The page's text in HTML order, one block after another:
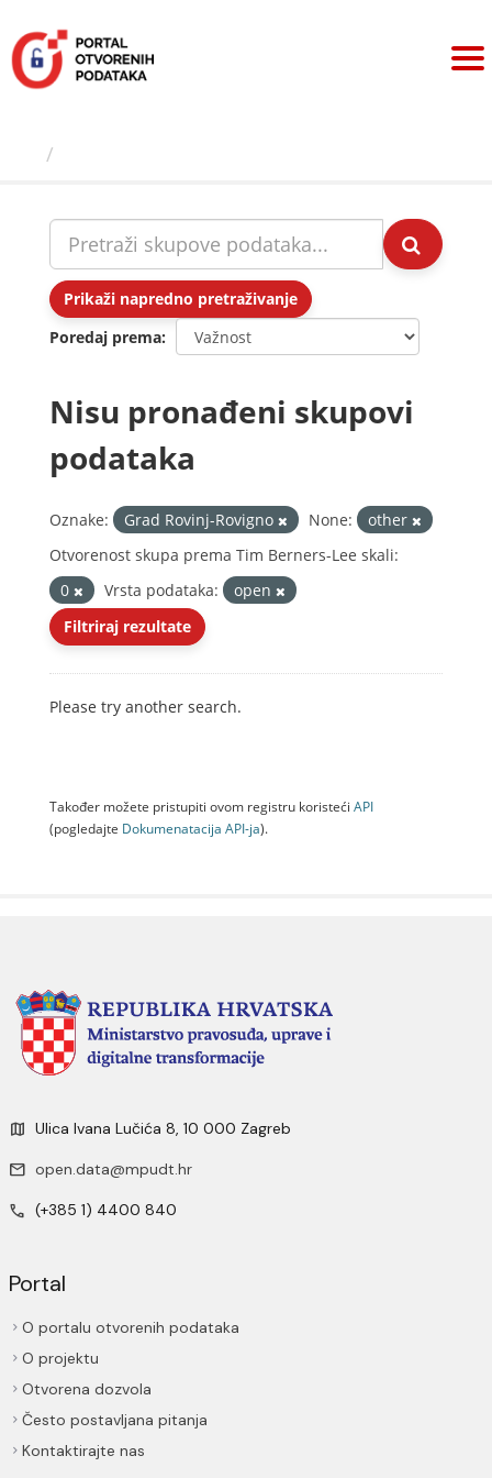
sadržaj
Prikaži napredno pretraživanje
Poredaj prema
Nisu pronađeni skupovi
podataka
Oznake: Grad Rovinj-Rovigno None:
other
Otvorenost skupa prema Tim Berners-Lee skali:
0
Vrsta podataka:
open
Filtriraj rezultate
Please try another search.
Također možete pristupiti ovom registru koristeći API
(pogledajte Dokumenаtаcijа API-jа).